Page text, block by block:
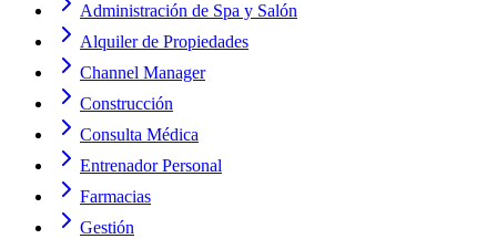
Administración de Spa y Salón
Alquiler de Propiedades
Channel Manager
Construcción
Consulta Médica
Entrenador Personal
Farmacias
Gestión